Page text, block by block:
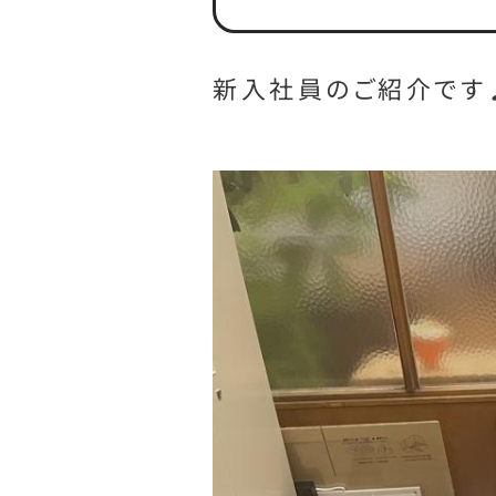
新入社員のご紹介で